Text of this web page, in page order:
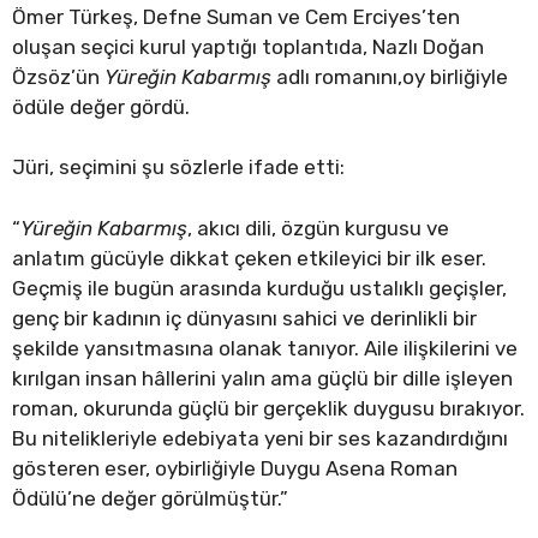
Ömer Türkeş, Defne Suman ve Cem Erciyes’ten
oluşan seçici kurul yaptığı toplantıda, Nazlı Doğan
Özsöz’ün Yüreğin Kabarmış adlı romanını,oy birliğiyle
ödüle değer gördü.
Jüri, seçimini şu sözlerle ifade etti:
“Yüreğin Kabarmış, akıcı dili, özgün kurgusu ve
anlatım gücüyle dikkat çeken etkileyici bir ilk eser.
Geçmiş ile bugün arasında kurduğu ustalıklı geçişler,
genç bir kadının iç dünyasını sahici ve derinlikli bir
şekilde yansıtmasına olanak tanıyor. Aile ilişkilerini ve
kırılgan insan hâllerini yalın ama güçlü bir dille işleyen
roman, okurunda güçlü bir gerçeklik duygusu bırakıyor.
Bu nitelikleriyle edebiyata yeni bir ses kazandırdığını
gösteren eser, oybirliğiyle Duygu Asena Roman
Ödülü’ne değer görülmüştür.”